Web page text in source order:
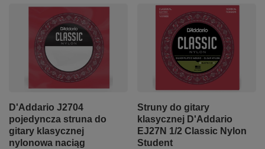
D'Addario J2704
pojedyncza struna do
gitary klasycznej
nylonowa naciąg
Struny do gitary
klasycznej D'Addario
EJ27N 1/2 Classic Nylon
Student